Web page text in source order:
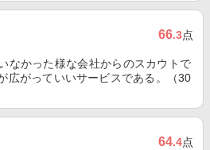
66.3点
なかった様な会社からのスカウトで
広がっていいサービスである。（30
64.4点